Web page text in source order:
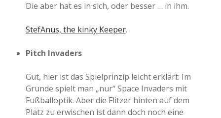
Die aber hat es in sich, oder besser … in ihm.
StefAnus, the kinky Keeper.
Pitch Invaders
Gut, hier ist das Spielprinzip leicht erklärt: Im
Grunde spielt man „nur“ Space Invaders mit
Fußballoptik. Aber die Flitzer hinten auf dem
Platz zu erwischen ist dann doch noch eine